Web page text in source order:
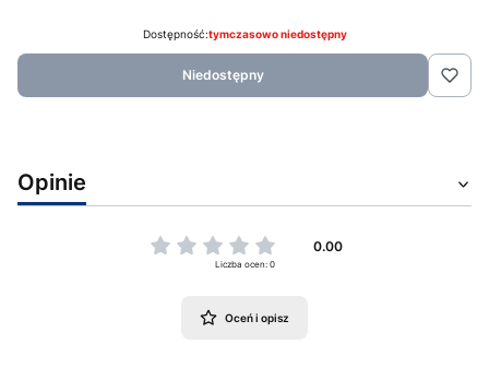
Dostępność:tymczasowo niedostępny
Niedostępny
Opinie
0.00
Liczba ocen: 0
Oceń i opisz